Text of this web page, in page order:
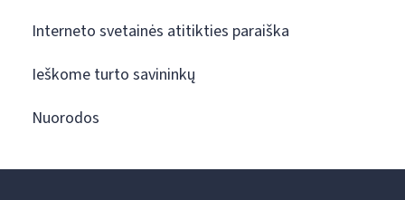
Interneto svetainės atitikties paraiška
Ieškome turto savininkų
Nuorodos